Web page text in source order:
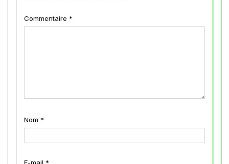
Commentaire *
Nom *